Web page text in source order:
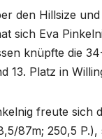
den Hillsize
sich Eva
knüpfte die
13. Platz in
freute sich
87m; 250,5